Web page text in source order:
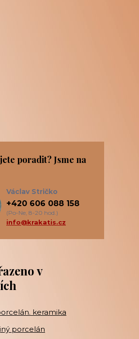
v
keramika
porcelán
poradit? Jsme na
Václav Stričko
+420 606 088 158
(Po-Ne, 8-20 hod.)
info@krakatis.cz